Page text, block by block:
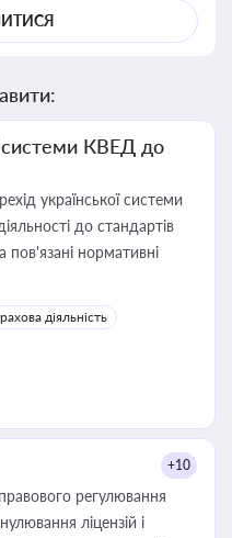
системи КВЕД до
української системи
до стандартів
нормативні
діяльність
+10
регулювання
ліцензій і